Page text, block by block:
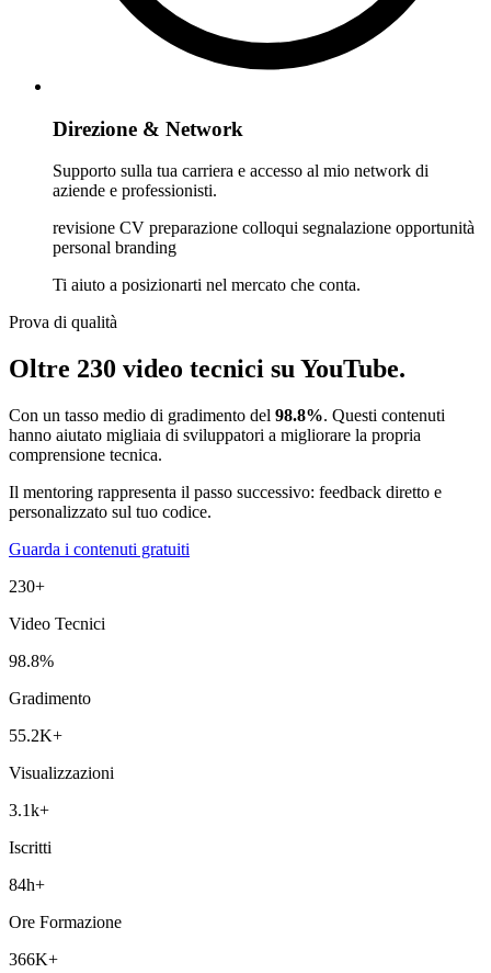
Direzione & Network
Supporto sulla tua carriera e accesso al mio network di
aziende e professionisti.
revisione CV preparazione colloqui segnalazione opportunità
personal branding
Ti aiuto a posizionarti nel mercato che conta.
Prova di qualità
Oltre 230 video tecnici su YouTube.
Con un tasso medio di gradimento del 98.8%. Questi contenuti
hanno aiutato migliaia di sviluppatori a migliorare la propria
comprensione tecnica.
Il mentoring rappresenta il passo successivo: feedback diretto e
personalizzato sul tuo codice.
Guarda i contenuti gratuiti
230+
Video Tecnici
98.8%
Gradimento
55.2K+
Visualizzazioni
3.1k+
Iscritti
84h+
Ore Formazione
366K+